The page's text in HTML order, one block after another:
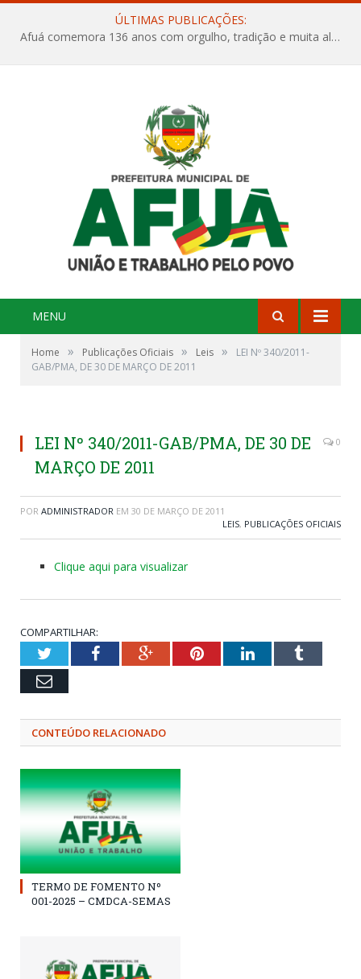
ÚLTIMAS PUBLICAÇÕES:
Afuá comemora 136 anos com orgulho, tradição e muita alegria na Quadra Dr. Nelson Salomão
MENU
Home » Publicações Oficiais » Leis »
LEI Nº 340/2011-
GAB/PMA, DE 30 DE MARÇO DE 2011
LEI Nº 340/2011-GAB/PMA, DE 30 DE
MARÇO DE 2011
0
POR ADMINISTRADOR EM 30 DE MARÇO DE 2011
LEIS, PUBLICAÇÕES OFICIAIS
Clique aqui para visualizar
COMPARTILHAR:
TwitterFacebookGoogle+PinterestLinkedInTumblr
Email
CONTEÚDO RELACIONADO
TERMO DE FOMENTO Nº
001-2025 – CMDCA-SEMAS